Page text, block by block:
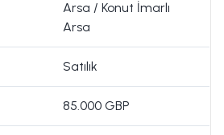
Arsa / Konut İmarlı
Arsa
Satılık
85.000 GBP